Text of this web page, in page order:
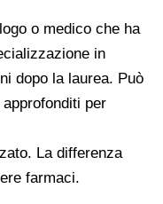
o medico che ha
in
dopo la laurea. Può
per
La differenza
farmaci.